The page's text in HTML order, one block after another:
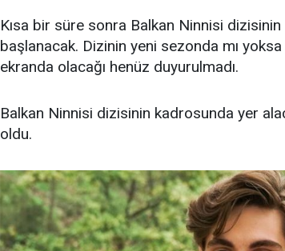
Kısa bir süre sonra Balkan Ninnisi
başlanacak. Dizinin yeni sezonda mı yoksa
ekranda olacağı henüz duyurulmadı.
Balkan Ninnisi dizisinin kadrosunda yer
oldu.